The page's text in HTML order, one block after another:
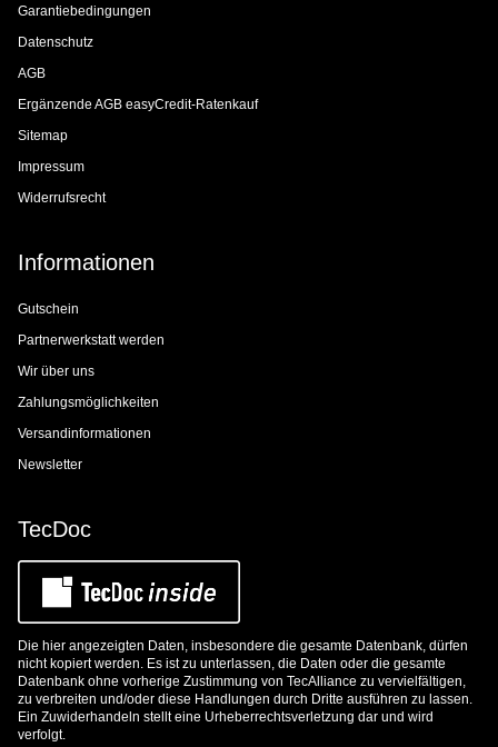
Garantiebedingungen
Datenschutz
AGB
Ergänzende AGB easyCredit-Ratenkauf
Sitemap
Impressum
Widerrufsrecht
Informationen
Gutschein
Partnerwerkstatt werden
Wir über uns
Zahlungsmöglichkeiten
Versandinformationen
Newsletter
TecDoc
Die hier angezeigten Daten, insbesondere die gesamte Datenbank, dürfen
nicht kopiert werden. Es ist zu unterlassen, die Daten oder die gesamte
Datenbank ohne vorherige Zustimmung von TecAlliance zu vervielfältigen,
zu verbreiten und/oder diese Handlungen durch Dritte ausführen zu lassen.
Ein Zuwiderhandeln stellt eine Urheberrechtsverletzung dar und wird
verfolgt.